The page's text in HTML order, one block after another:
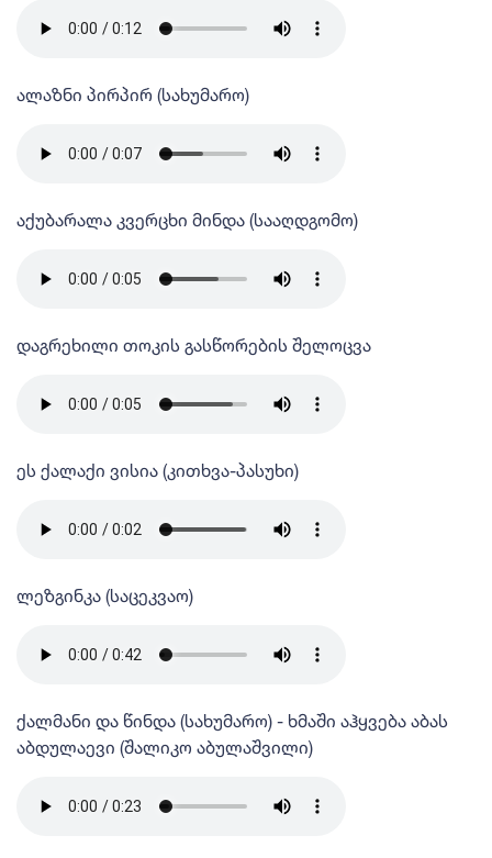
ალაზნი პირპირ (სახუმარო)
აქუბარალა კვერცხი მინდა (სააღდგომო)
დაგრეხილი თოკის გასწორების შელოცვა
ეს ქალაქი ვისია (კითხვა-პასუხი)
ლეზგინკა (საცეკვაო)
ქალმანი და წინდა (სახუმარო) - ხმაში აჰყვება აბას
აბდულაევი (შალიკო აბულაშვილი)